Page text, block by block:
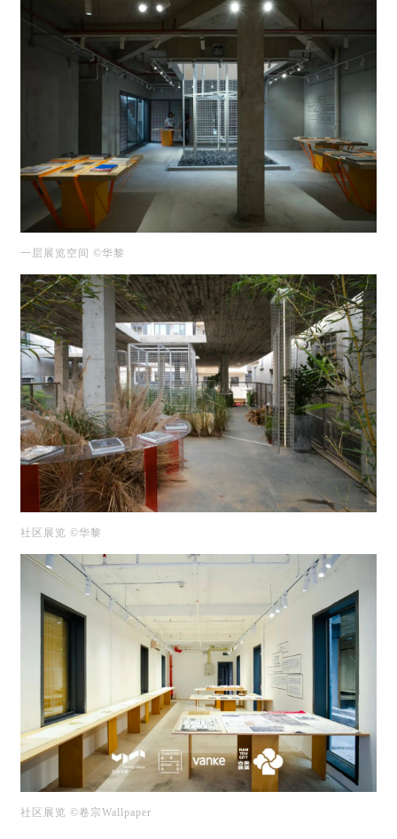
一层展览空间 ©华黎
社区展览 ©华黎
社区展览 ©卷宗Wallpaper